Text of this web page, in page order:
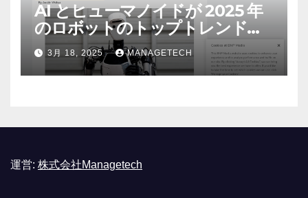
AI とヒューマノイドが 2025 年
のロボットのトップトレンドに |
ASSEMBLY
3月 18, 2025 MANAGETECH
運営: 株式会社Managetech